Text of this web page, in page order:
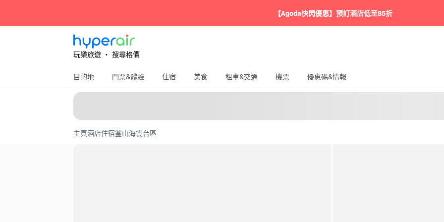
【Agoda快閃優惠】預訂酒店低至85折
玩樂旅遊 ‧ 搜尋格價
目的地 門票&體驗 住宿 美食 租車&交通 機票 優惠碼&情報
主頁酒店住宿釜山海雲台區